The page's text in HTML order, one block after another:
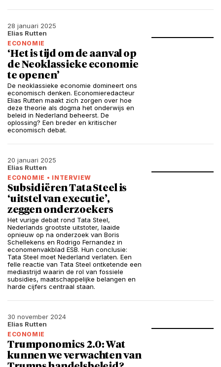
28 januari 2025
Elias Rutten
ECONOMIE
‘Het is tijd om de aanval op
de Neoklassieke economie
te openen’
De neoklassieke economie domineert ons
economisch denken. Economieredacteur
Elias Rutten maakt zich zorgen over hoe
deze theorie als dogma het onderwijs en
beleid in Nederland beheerst. De
oplossing? Een breder en kritischer
economisch debat.
20 januari 2025
Elias Rutten
ECONOMIE • INTERVIEW
Subsidiëren Tata Steel is
‘uitstel van executie’,
zeggen onderzoekers
Het vurige debat rond Tata Steel,
Nederlands grootste uitstoter, laaide
opnieuw op na onderzoek van Boris
Schellekens en Rodrigo Fernandez in
economenvakblad ESB. Hun conclusie:
Tata Steel moet Nederland verlaten. Een
felle reactie van Tata Steel ontketende een
mediastrijd waarin de rol van fossiele
subsidies, maatschappelijke belangen en
harde cijfers centraal staan.
30 november 2024
Elias Rutten
ECONOMIE
Trumponomics 2.0: Wat
kunnen we verwachten van